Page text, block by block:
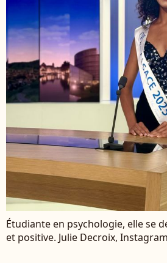
Étudiante en psychologie, elle se
et positive. Julie Decroix, Instagram